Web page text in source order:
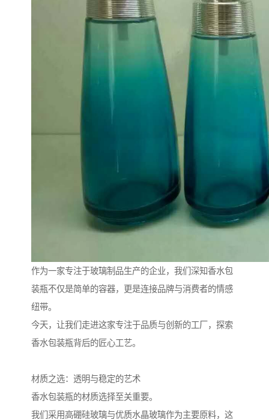
作为一家专注于玻璃制品生产的企业，我们深知香水包
装瓶不仅是简单的容器，更是连接品牌与消费者的情感
纽带。
今天，让我们走进这家专注于品质与创新的工厂，探索
香水包装瓶背后的匠心工艺。
材质之选：透明与稳定的艺术
香水包装瓶的材质选择至关重要。
我们采用高硼硅玻璃与优质水晶玻璃作为主要原料，这